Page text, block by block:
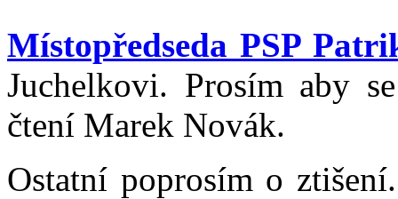
Místopředseda PSP
Juchelkovi. Prosím aby
čtení Marek Novák.
Ostatní poprosím o